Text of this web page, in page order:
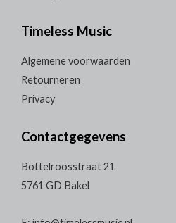
Timeless Music
Algemene voorwaarden
Retourneren
Privacy
Contactgegevens
Bottelroosstraat 21
5761 GD Bakel